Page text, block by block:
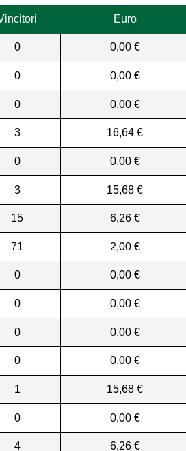
Euro
0 0,00 €
0 0,00 €
0 0,00 €
3 16,64 €
0 0,00 €
3 15,68 €
15 6,26 €
71 2,00 €
0 0,00 €
0 0,00 €
0 0,00 €
0 0,00 €
1 15,68 €
0 0,00 €
4 6,26 €